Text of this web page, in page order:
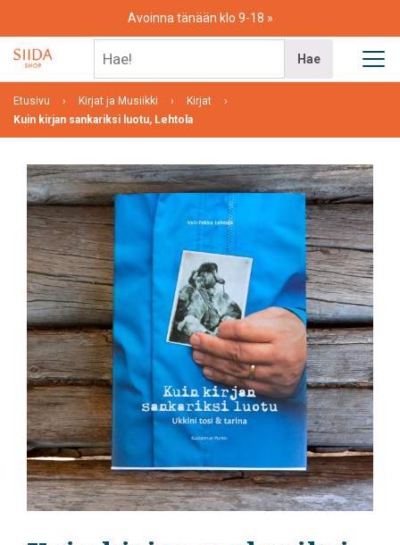
content
Avoinna tänään klo 9-18
Hae
Etusivu Kirjat ja Musiikki
Kirjat
Kuin kirjan sankariksi luotu, Lehtola